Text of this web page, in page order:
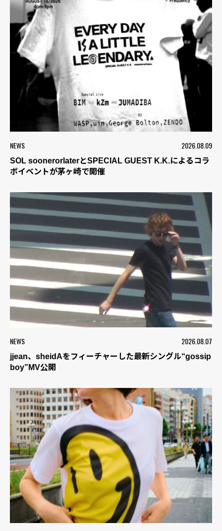
NEWS 2026.08.09
SOL soonerorlaterとSPECIAL GUEST K.K.によるコラ
ボイベントが茅ヶ崎で開催
NEWS 2026.08.07
jjean、sheidAをフィーチャーした最新シングル“gossip
boy”MV公開